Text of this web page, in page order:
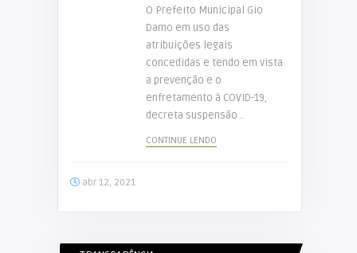
O Prefeito Municipal Gio
Damo em uso das
atribuições legais
concedidas e tendo em vista
a prevenção e o
enfretamento à COVID-19,
decreta suspensão ..
CONTINUE LENDO
abr 12, 2021